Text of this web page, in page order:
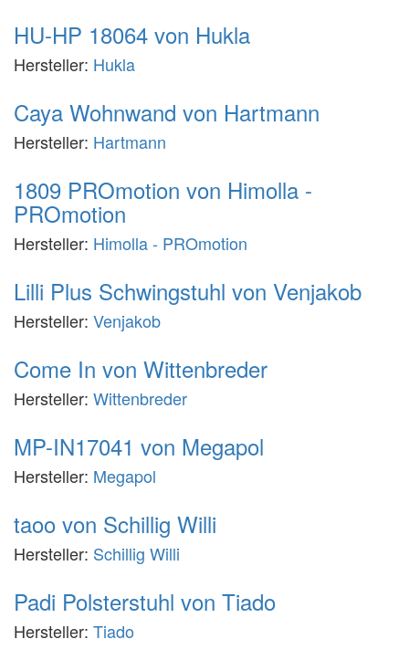
HU-HP 18064 von Hukla
Hersteller: Hukla
Caya Wohnwand von Hartmann
Hersteller: Hartmann
1809 PROmotion von Himolla -
PROmotion
Hersteller: Himolla - PROmotion
Lilli Plus Schwingstuhl von Venjakob
Hersteller: Venjakob
Come In von Wittenbreder
Hersteller: Wittenbreder
MP-IN17041 von Megapol
Hersteller: Megapol
taoo von Schillig Willi
Hersteller: Schillig Willi
Padi Polsterstuhl von Tiado
Hersteller: Tiado